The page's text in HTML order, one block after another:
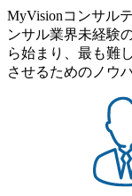
を取得 (https://
Xspear Consulting
化を支援 (https://
者】 ・年収UPで
流工程、先端技術
者】 ・専門領域
ジできる環境 ・
ムより高いオファ
る（ダブルスキッ
日2時間15分まで
可能 子の看護休暇
単位で取得することも可
き、1時間単位で
度など】 独身寮
つの寮があり、以
す。 ＜入居基準
までの通勤総時間
近くには独身寮や
住宅手当を支給し
MyVisionコンサル
ンサル業界未経験
ら始まり、最も難
させるためのノウ